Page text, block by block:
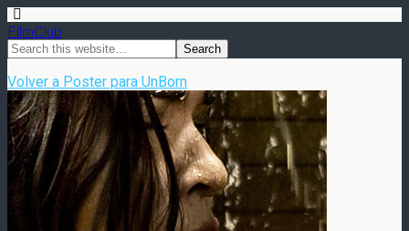
FilmClub
Volver a Poster para UnBorn